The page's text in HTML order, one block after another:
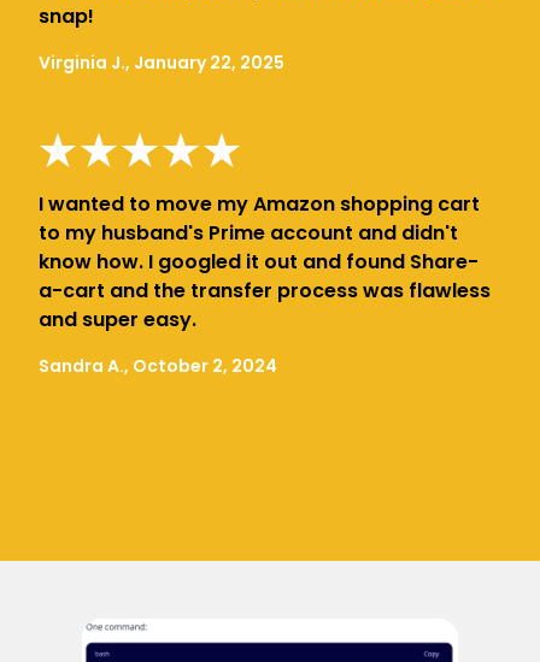
snap!
Virginia J., January 22, 2025
I wanted to move my Amazon shopping cart
to my husband's Prime account and didn't
know how. I googled it out and found Share-
a-cart and the transfer process was flawless
and super easy.
Sandra A., October 2, 2024